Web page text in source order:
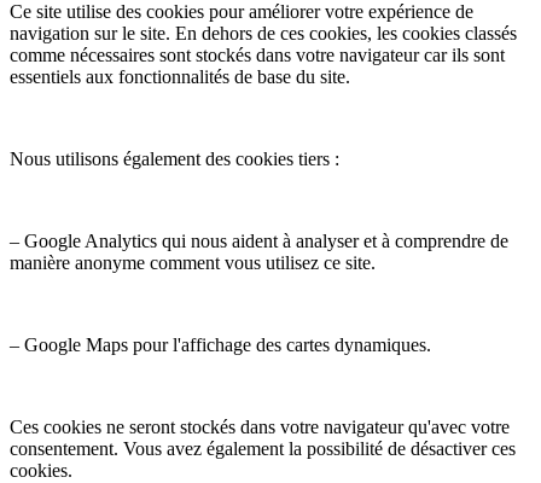
Ce site utilise des cookies pour améliorer votre expérience de
navigation sur le site. En dehors de ces cookies, les cookies classés
comme nécessaires sont stockés dans votre navigateur car ils sont
essentiels aux fonctionnalités de base du site.
Nous utilisons également des cookies tiers :
– Google Analytics qui nous aident à analyser et à comprendre de
manière anonyme comment vous utilisez ce site.
– Google Maps pour l'affichage des cartes dynamiques.
Ces cookies ne seront stockés dans votre navigateur qu'avec votre
consentement. Vous avez également la possibilité de désactiver ces
cookies.